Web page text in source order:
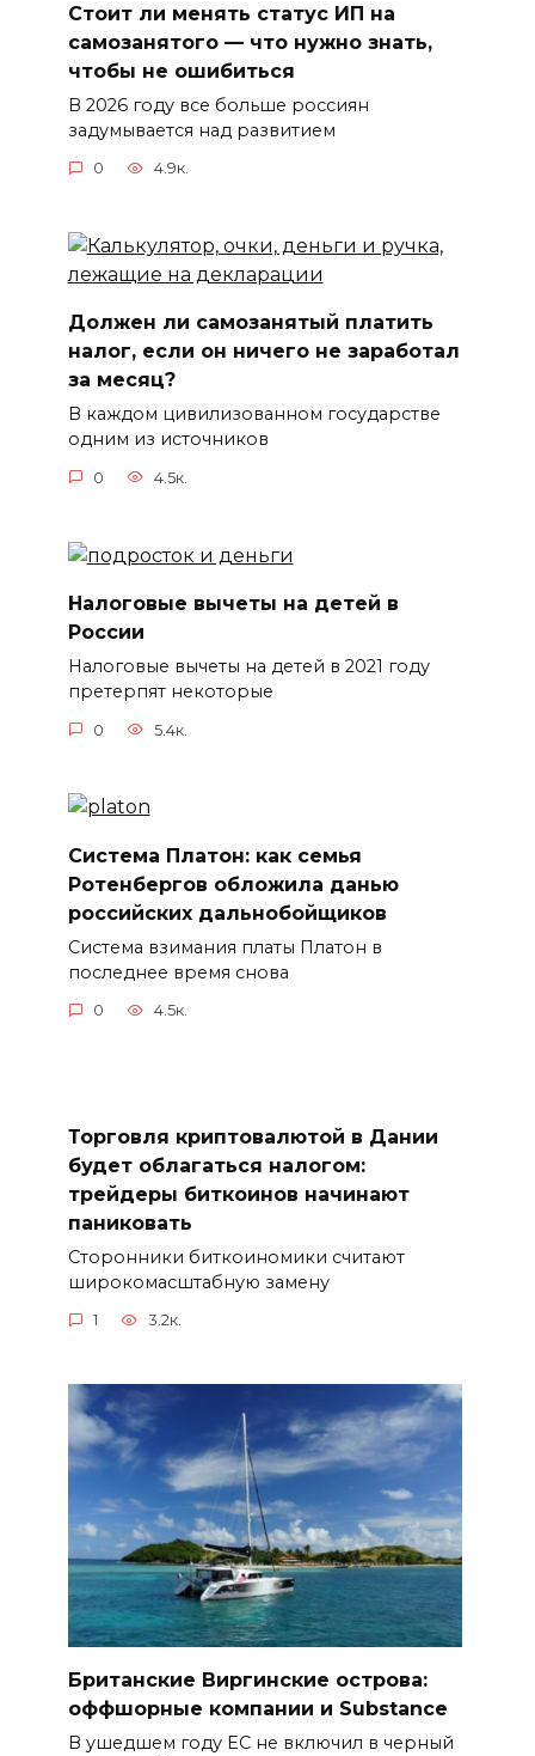
Стоит ли менять статус ИП на
самозанятого — что нужно знать,
чтобы не ошибиться
В 2026 году все больше россиян
задумывается над развитием
0 4.9к.
Должен ли самозанятый платить
налог, если он ничего не заработал
за месяц?
В каждом цивилизованном государстве
одним из источников
0 4.5к.
Налоговые вычеты на детей в
России
Налоговые вычеты на детей в 2021 году
претерпят некоторые
0 5.4к.
Система Платон: как семья
Ротенбергов обложила данью
российских дальнобойщиков
Система взимания платы Платон в
последнее время снова
0 4.5к.
Торговля криптовалютой в Дании
будет облагаться налогом:
трейдеры биткоинов начинают
паниковать
Сторонники биткоиномики считают
широкомасштабную замену
1 3.2к.
Британские Виргинские острова:
оффшорные компании и Substance
В ушедшем году ЕС не включил в черный